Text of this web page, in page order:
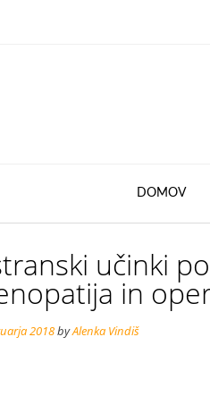
DOMOV
učinki
in
2018byAlenka Vindiš